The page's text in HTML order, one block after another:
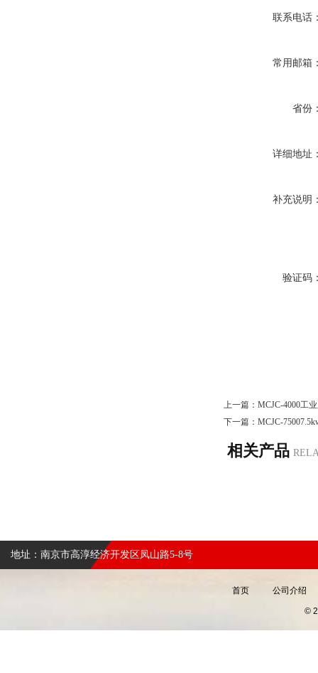
联系电话
常用邮箱
省份
详细地址
补充说明
验证码
上一篇： MCJC-4000工
下一篇： MCJC-
相关产品
地址：南京市高淳经济开发区凤山路5-8号
首页 公司介绍
©